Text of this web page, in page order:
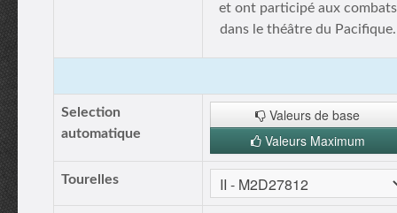
et ont participé aux combats
dans le théâtre du Pacifique.
Selection
automatique
Valeurs de base
Valeurs Maximum
Tourelles